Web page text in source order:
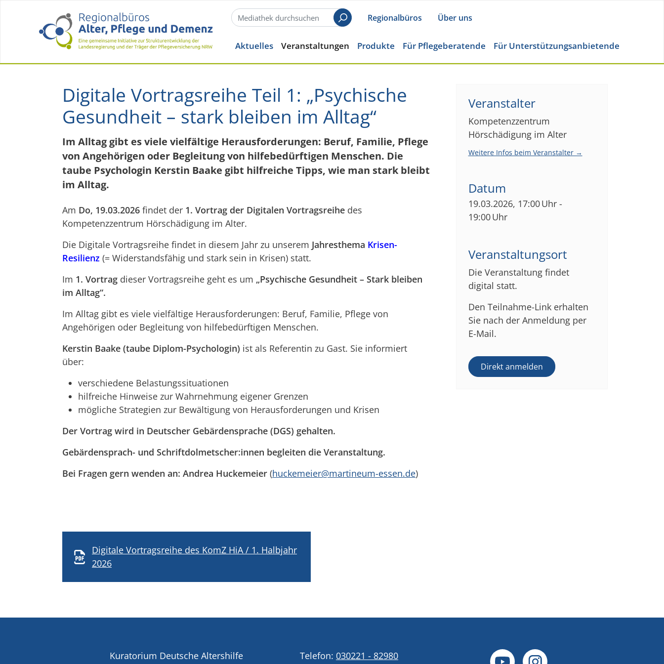
SuchenRegionalbüros Über uns
Aktuelles Veranstaltungen Produkte Für Pflegeberatende Für Unterstützungsanbietende
Digitale Vortragsreihe Teil 1: „Psychische
Gesundheit – stark bleiben im Alltag“
Im Alltag gibt es viele vielfältige Herausforderungen: Beruf, Familie, Pflege
von Angehörigen oder Begleitung von hilfebedürftigen Menschen. Die
taube Psychologin Kerstin Baake gibt hilfreiche Tipps, wie man stark bleibt
im Alltag.
Am Do, 19.03.2026 findet der 1. Vortrag der Digitalen Vortragsreihe des
Kompetenzzentrum Hörschädigung im Alter.
Die Digitale Vortragsreihe findet in diesem Jahr zu unserem Jahresthema Krisen-
Resilienz (= Widerstandsfähig und stark sein in Krisen) statt.
Im 1. Vortrag dieser Vortragsreihe geht es um „Psychische Gesundheit – Stark bleiben
im Alltag“.
Im Alltag gibt es viele vielfältige Herausforderungen: Beruf, Familie, Pflege von
Angehörigen oder Begleitung von hilfebedürftigen Menschen.
Kerstin Baake (taube Diplom-Psychologin) ist als Referentin zu Gast. Sie informiert
über:
verschiedene Belastungssituationen
hilfreiche Hinweise zur Wahrnehmung eigener Grenzen
mögliche Strategien zur Bewältigung von Herausforderungen und Krisen
Der Vortrag wird in Deutscher Gebärdensprache (DGS) gehalten.
Gebärdensprach- und Schriftdolmetscher:innen begleiten die Veranstaltung.
Bei Fragen gern wenden an: Andrea Huckemeier (huckemeier@martineum-essen.de)
Digitale Vortragsreihe des KomZ HiA / 1. Halbjahr
2026
Veranstalter
Kompetenzzentrum
Hörschädigung im Alter
Weitere Infos beim Veranstalter →
Datum
19.03.2026, 17:00 Uhr -
19:00 Uhr
Veranstaltungsort
Die Veranstaltung findet
digital statt.
Den Teilnahme-Link erhalten
Sie nach der Anmeldung per
E-Mail.
Direkt anmelden
Kuratorium Deutsche Altershilfe
Telefon: 030221 - 82980